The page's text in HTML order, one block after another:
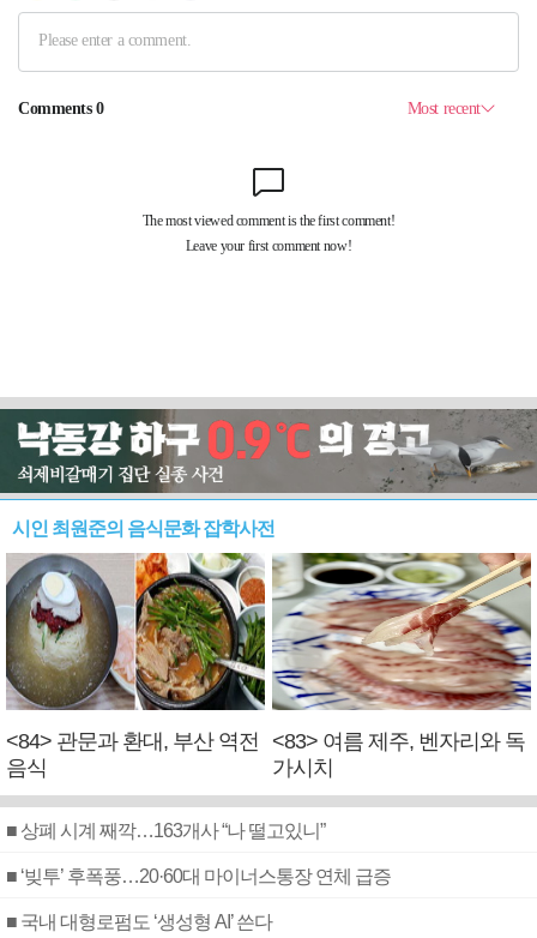
시인 최원준의 음식문화 잡학사전
<84> 관문과 환대, 부산 역전
음식
<83> 여름 제주, 벤자리와 독
가시치
■ 상폐 시계 째깍…163개사 “나 떨고있니”
■ ‘빚투’ 후폭풍…20·60대 마이너스통장 연체 급증
■ 국내 대형로펌도 ‘생성형 AI’ 쓴다